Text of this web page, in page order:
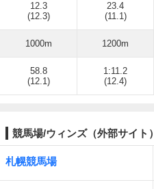
12.3
(12.3)
23.4
(11.1)
1000m 1200m
58.8
(12.1)
1:11.2
(12.4)
競馬場/ウィンズ（外部サイト）
札幌競馬場